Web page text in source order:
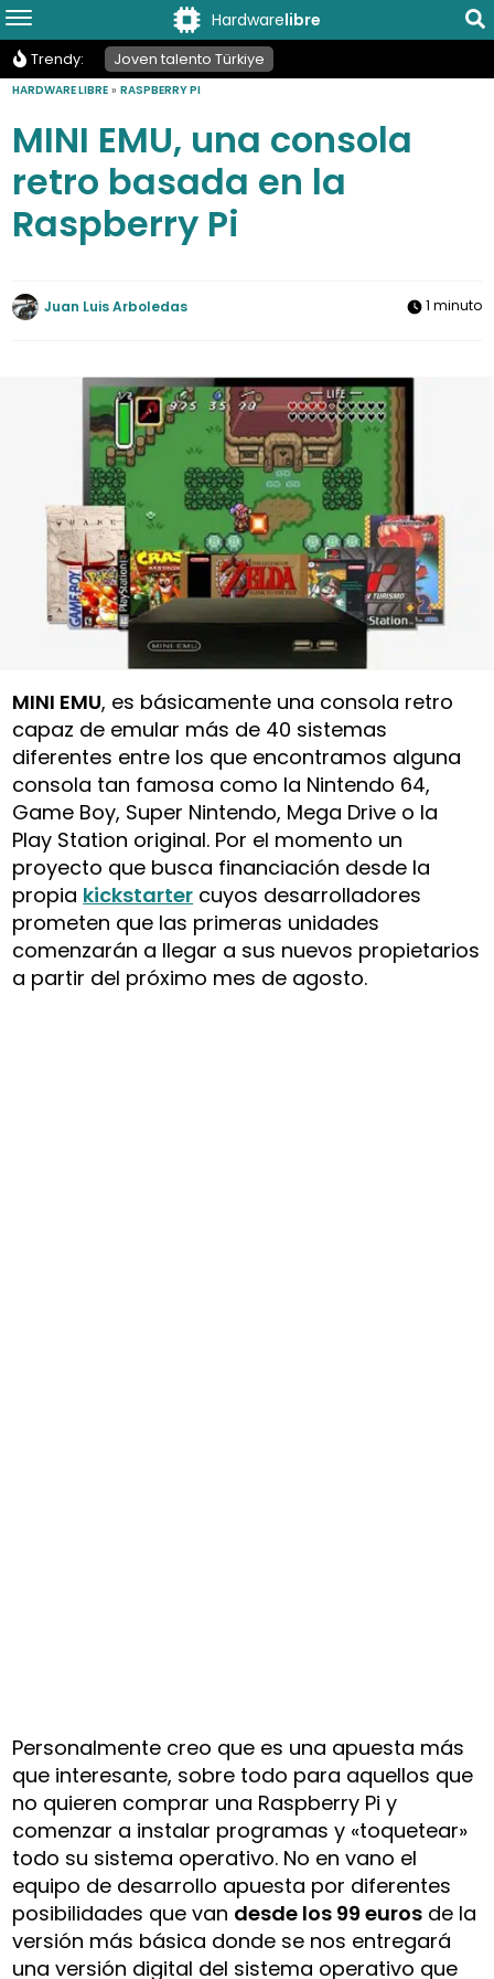
Hardwarelibre
Trendy: Joven talento Türkiye
HARDWARE LIBRE »RASPBERRY PI
MINI EMU, una consola
retro basada en la
Raspberry Pi
Juan Luis Arboledas 1 minuto
MINI EMU, es básicamente una consola retro
capaz de emular más de 40 sistemas
diferentes entre los que encontramos alguna
consola tan famosa como la Nintendo 64,
Game Boy, Super Nintendo, Mega Drive o la
Play Station original. Por el momento un
proyecto que busca financiación desde la
propia kickstarter cuyos desarrolladores
prometen que las primeras unidades
comenzarán a llegar a sus nuevos propietarios
a partir del próximo mes de agosto.
Personalmente creo que es una apuesta más
que interesante, sobre todo para aquellos que
no quieren comprar una Raspberry Pi y
comenzar a instalar programas y «toquetear»
todo su sistema operativo. No en vano el
equipo de desarrollo apuesta por diferentes
posibilidades que van desde los 99 euros de la
versión más básica donde se nos entregará
una versión digital del sistema operativo que